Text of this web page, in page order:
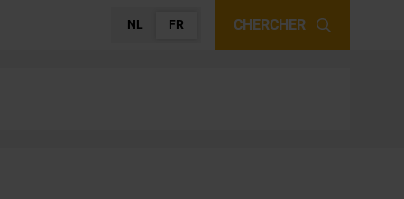
NL FR CHERCHER